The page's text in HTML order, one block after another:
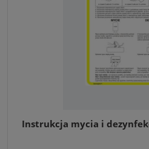
Instrukcja mycia i